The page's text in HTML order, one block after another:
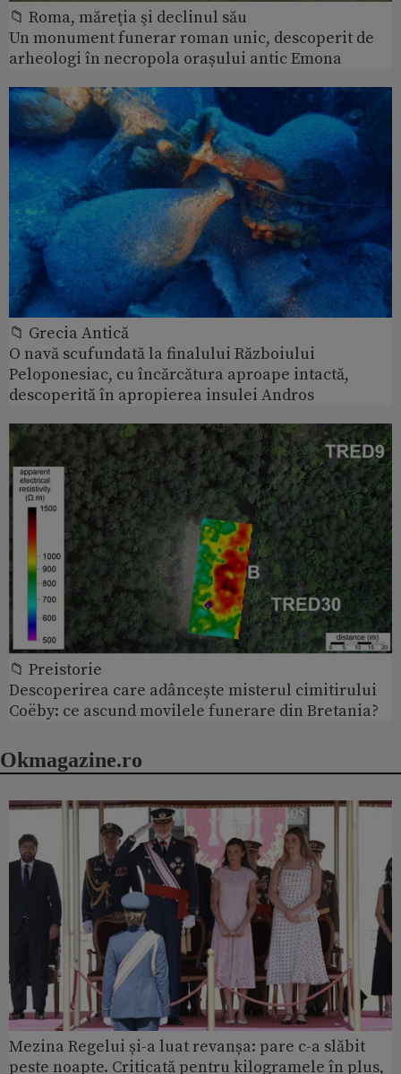
📁 Roma, măreţia şi declinul său
Un monument funerar roman unic, descoperit de
arheologi în necropola orașului antic Emona
📁 Grecia Antică
O navă scufundată la finalului Războiului
Peloponesiac, cu încărcătura aproape intactă,
descoperită în apropierea insulei Andros
📁 Preistorie
Descoperirea care adâncește misterul cimitirului
Coëby: ce ascund movilele funerare din Bretania?
Okmagazine.ro
Mezina Regelui și-a luat revanșa: pare c-a slăbit
peste noapte. Criticată pentru kilogramele în plus,